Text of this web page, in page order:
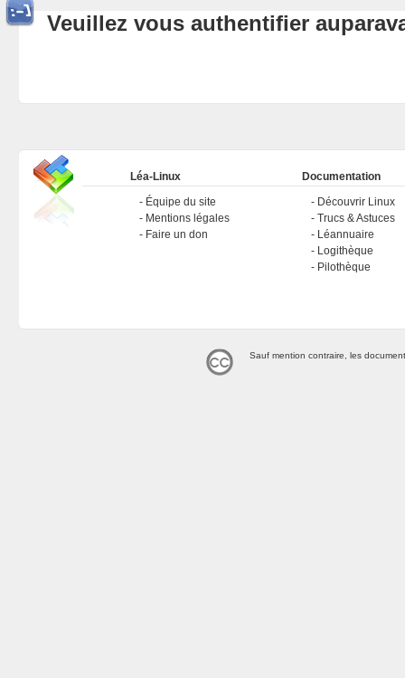
Veuillez vous authentifier
Léa-Linux
Équipe du site
Mentions légales
Faire un don
Documentation
Découvrir Linux
Trucs & Astuces
Léannuaire
Logithèque
Pilothèque
Sauf mention contraire, les